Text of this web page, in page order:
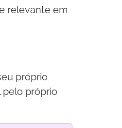
relevante em
próprio
pelo próprio